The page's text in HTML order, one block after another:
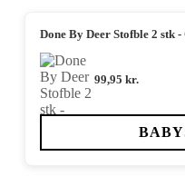
Done By Deer Stofble 2 stk
99,95 kr.